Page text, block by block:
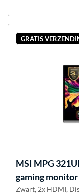
GRATIS
MSI MPG
gaming monitor
Zwart, 2x HDMI,